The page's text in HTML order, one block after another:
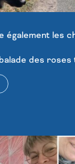
également les
des